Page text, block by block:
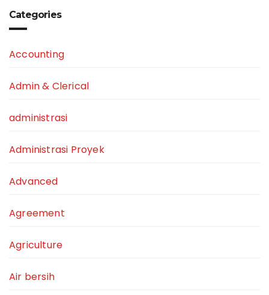
Categories
Accounting
Admin & Clerical
administrasi
Administrasi Proyek
Advanced
Agreement
Agriculture
Air bersih